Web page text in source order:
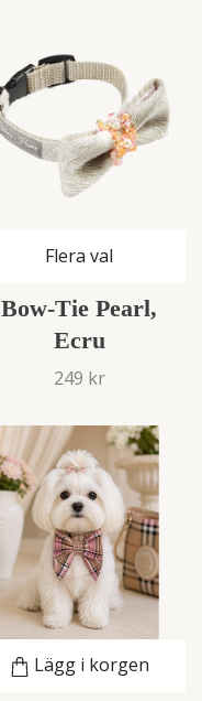
Flera val
Bow-Tie Pearl,
Ecru
249 kr
Lägg i korgen